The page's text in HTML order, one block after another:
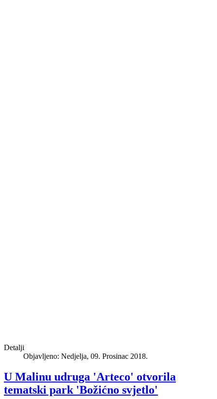
Detalji
Objavljeno: Nedjelja, 09. Prosinac 2018.
U Malinu udruga 'Arteco' otvorila
tematski park 'Božićno svjetlo'